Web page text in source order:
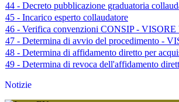
44 - Decreto pubblicazione graduatoria
45 - Incarico esperto collaudatore
46 - Verifica convenzioni CONSIP -
47 - Determina di avvio del procedimento -
48 - Determina di affidamento diretto per
49 - Determina di revoca dell'affidamento
Notizie